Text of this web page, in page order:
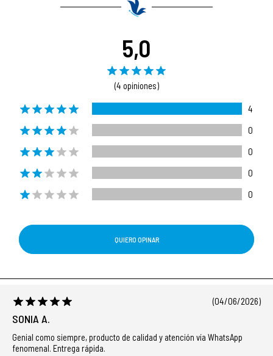
5,0
(4 opiniones)
4
0
0
0
0
QUIERO OPINAR
SONIA A.
(04/06/2026)
Genial como siempre, producto de calidad y atención vía WhatsApp
fenomenal. Entrega rápida.